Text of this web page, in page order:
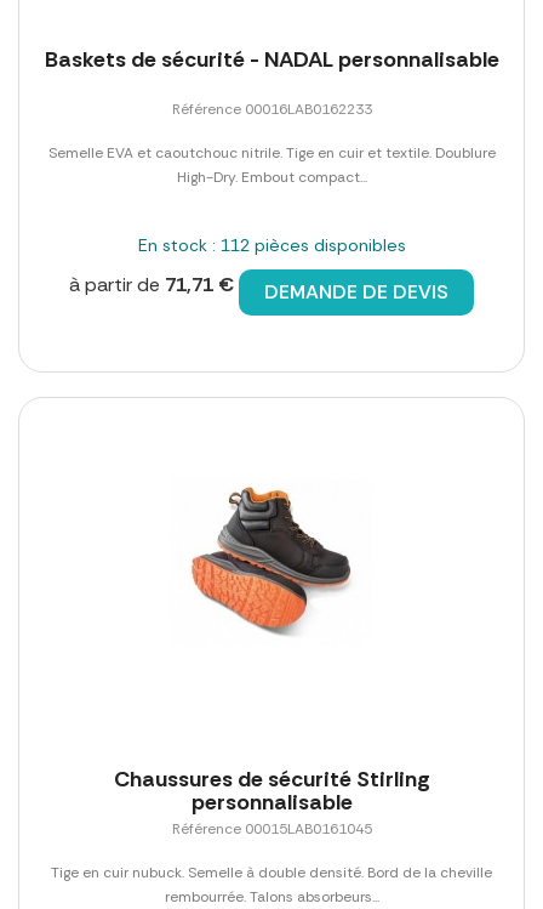
Baskets de sécurité - NADAL personnalisable
Référence 00016LAB0162233
Semelle EVA et caoutchouc nitrile. Tige en cuir et textile. Doublure
High-Dry. Embout compact...
En stock : 112 pièces disponibles
à partir de 71,71 € DEMANDE DE DEVIS
Chaussures de sécurité Stirling
personnalisable
Référence 00015LAB0161045
Tige en cuir nubuck. Semelle à double densité. Bord de la cheville
rembourrée. Talons absorbeurs...